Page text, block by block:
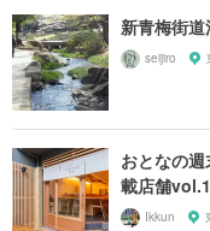
新青梅街
seijiro
おとなの
載店舗vol.1
Ikkun